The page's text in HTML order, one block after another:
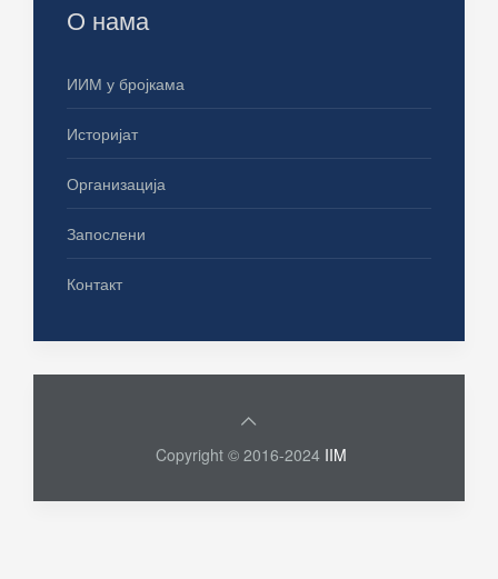
О нама
ИИМ у бројкама
Историјат
Организација
Запослени
Контакт
Copyright © 2016-2024 IIM